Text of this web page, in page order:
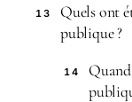
13
Quels ont
publique ?
14